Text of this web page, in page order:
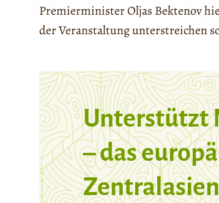
Premierminister Oljas Bektenov
der Veranstaltung unterstreichen
Unterstützt
– das